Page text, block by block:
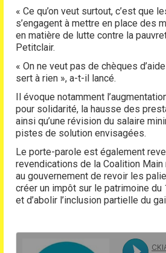
« Ce qu’on veut surtout, c’est que
s’engagent à mettre en place des
en matière de lutte contre la
Petitclair.
« On ne veut pas de chèques
sert à rien », a-t-il lancé.
Il évoque notamment
pour solidarité, la hausse des
ainsi qu’une révision du salaire
pistes de solution envisagées.
Le porte-parole est également
revendications de la Coalition Main
au gouvernement de revoir les
créer un impôt sur le patrimoine du
et d’abolir l’inclusion partielle du